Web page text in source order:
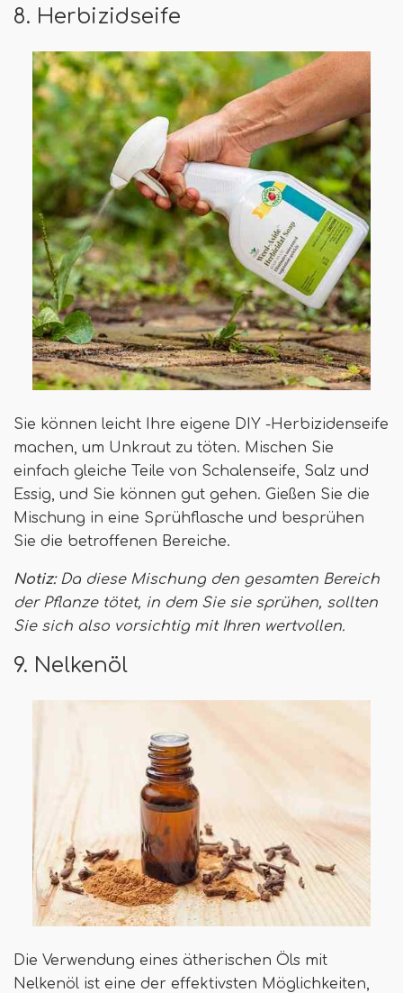
8. Herbizidseife
Sie können leicht Ihre eigene DIY -Herbizidenseife
machen, um Unkraut zu töten. Mischen Sie
einfach gleiche Teile von Schalenseife, Salz und
Essig, und Sie können gut gehen. Gießen Sie die
Mischung in eine Sprühflasche und besprühen
Sie die betroffenen Bereiche.
Notiz:Da diese Mischung den gesamten Bereich
der Pflanze tötet, in dem Sie sie sprühen, sollten
Sie sich also vorsichtig mit Ihren wertvollen.
9. Nelkenöl
Die Verwendung eines ätherischen Öls mit
Nelkenöl ist eine der effektivsten Möglichkeiten,